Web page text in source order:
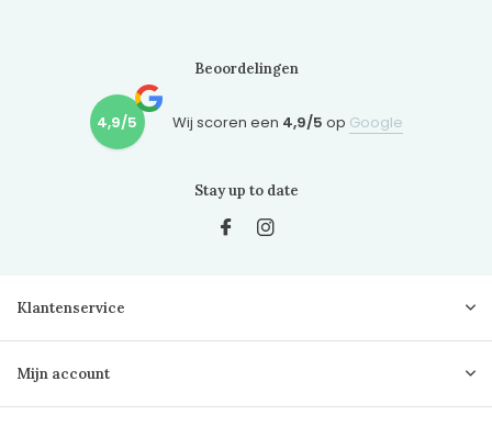
Beoordelingen
4,9/5 Wij scoren een 4,9/5 op Google
Stay up to date
Klantenservice
Mijn account